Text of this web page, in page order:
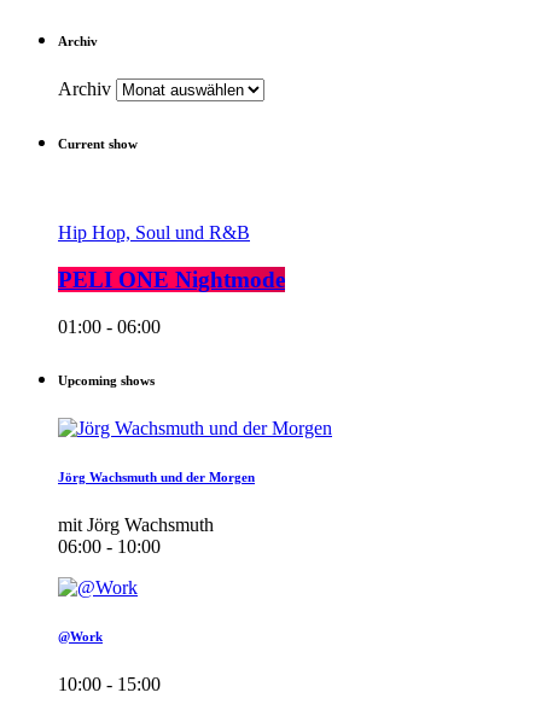
Archiv
Archiv
Current show
Hip Hop, Soul und R&B
PELI ONE Nightmode
01:00 - 06:00
Upcoming shows
Jörg Wachsmuth und der Morgen
mit Jörg Wachsmuth
06:00 - 10:00
@Work
10:00 - 15:00